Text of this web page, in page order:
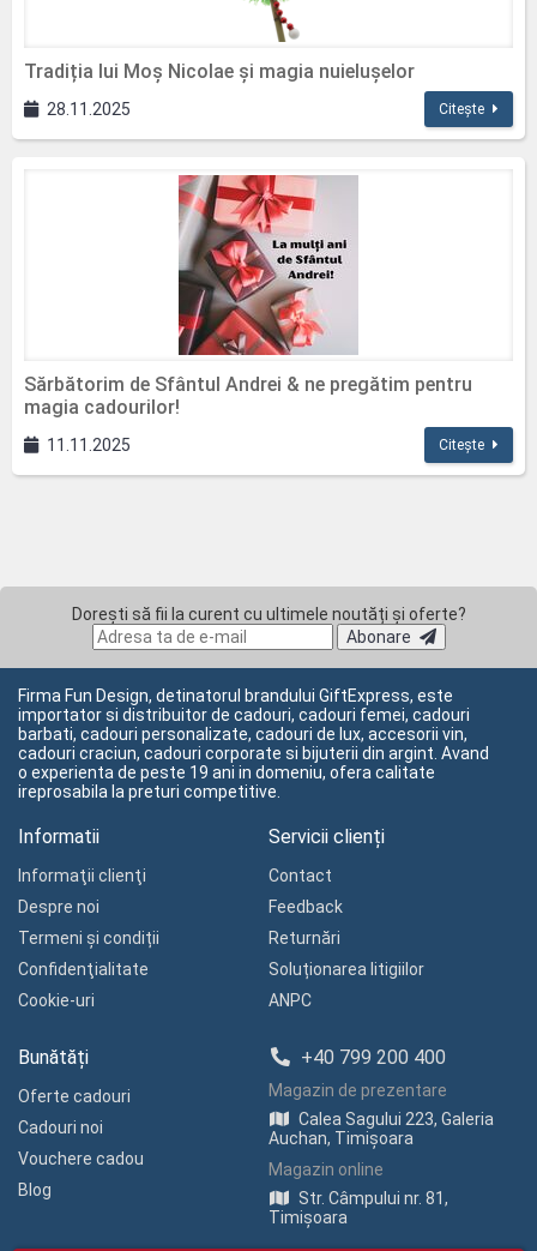
Tradiția lui Moș Nicolae și magia nuielușelor
28.11.2025 Citește
Sărbătorim de Sfântul Andrei & ne pregătim pentru
magia cadourilor!
11.11.2025 Citește
Dorești să fii la curent cu ultimele noutăți și oferte?
Abonare
Firma Fun Design, detinatorul brandului GiftExpress, este
importator si distribuitor de cadouri, cadouri femei, cadouri
barbati, cadouri personalizate, cadouri de lux, accesorii vin,
cadouri craciun, cadouri corporate si bijuterii din argint. Avand
o experienta de peste 19 ani in domeniu, ofera calitate
ireprosabila la preturi competitive.
Informatii
Informaţii clienţi
Despre noi
Termeni și condiții
Confidenţialitate
Cookie-uri
Servicii clienți
Contact
Feedback
Returnări
Soluționarea litigiilor
ANPC
Bunătăți
Oferte cadouri
Cadouri noi
Vouchere cadou
Blog
+40 799 200 400
Magazin de prezentare
Calea Sagului 223, Galeria
Auchan, Timișoara
Magazin online
Str. Câmpului nr. 81,
Timișoara